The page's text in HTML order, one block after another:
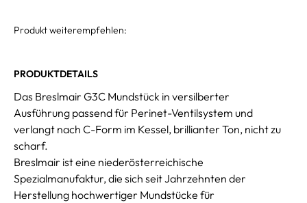
Produkt weiterempfehlen:
PRODUKTDETAILS
Das Breslmair G3C Mundstück in versilberter
Ausführung passend für Perinet-Ventilsystem und
verlangt nach C-Form im Kessel, brillianter Ton, nicht zu
scharf.
Breslmair ist eine niederösterreichische
Spezialmanufaktur, die sich seit Jahrzehnten der
Herstellung hochwertiger Mundstücke für